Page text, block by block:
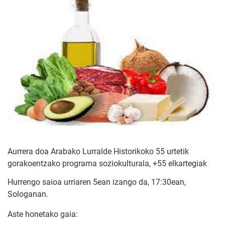
Aurrera doa Arabako Lurralde Historikoko 55 urtetik
gorakoentzako programa soziokulturala, +55 elkartegiak
Hurrengo saioa urriaren 5ean izango da, 17:30ean,
Sologanan.
Aste honetako gaia: